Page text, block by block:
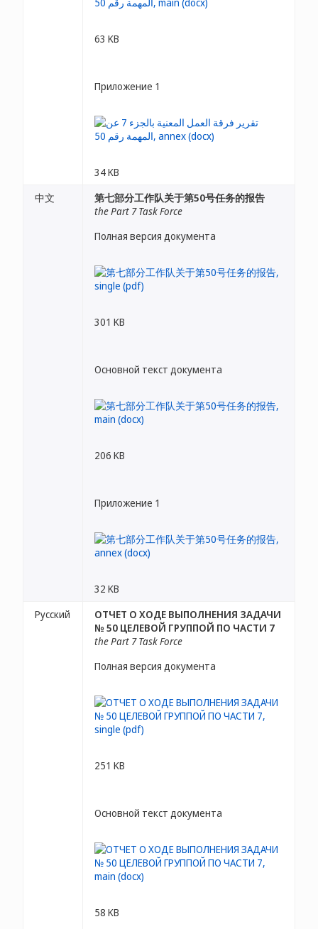
63 KB
Приложение 1
34 KB
中文
第七部分工作队关于第50号任务的报告
the Part 7 Task Force
Полная версия документа
301 KB
Основной текст документа
206 KB
Приложение 1
32 KB
Русский
ОТЧЕТ О ХОДЕ ВЫПОЛНЕНИЯ ЗАДАЧИ
№ 50 ЦЕЛЕВОЙ ГРУППОЙ ПО ЧАСТИ 7
the Part 7 Task Force
Полная версия документа
251 KB
Основной текст документа
58 KB